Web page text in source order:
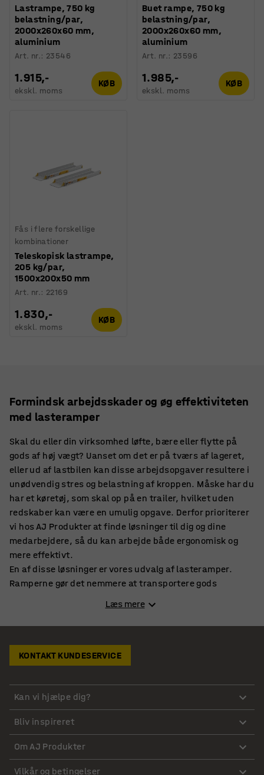
Lastrampe, 750 kg
belastning/par,
2000x260x60 mm,
aluminium
Art. nr.: 23546
1.915,-
ekskl. moms
KØB
Buet rampe, 750 kg
belastning/par,
2000x260x60 mm,
aluminium
Art. nr.: 23596
1.985,-
ekskl. moms
KØB
Fås i flere forskellige
kombinationer
Teleskopisk lastrampe,
205 kg/par,
1500x200x50 mm
Art. nr.: 22169
1.830,-
ekskl. moms
KØB
Formindsk arbejdsskader og øg effektiviteten
med lasteramper
Skal du eller din virksomhed løfte, bære eller flytte på
gods af høj vægt? Uanset om det er på tværs af lageret,
eller ud af lastbilen kan disse arbejdsopgaver resultere i
unødvendig stres og belastning af kroppen. Måske har du
har et køretøj, som skal op på en trailer, hvilket uden
redskaber kan være en umulig opgave. Derfor prioriterer
vi hos AJ Produkter at finde løsninger til dig og dine
medarbejdere, så du kan arbejde både ergonomisk og
mere effektivt.
En af disse løsninger er vores udvalg af lasteramper.
Ramperne gør det nemmere at transportere gods
Med en lasterampe sørger du for dine medarbejderes
sikkerhed, samt at jeres arbejde gøres færdigt hurtigere
længere sigt mindske arbejdsskader og sygedage, samt
få en mere produktiv og effektiv arbejdsplads.
Stort udvalg af ramper i høj kvalitet
Vores ramper er lavet af høj kvalitet. Alle modeller har en
riflet overflade, hvilket sikrer et bedre greb, som gør, at
det er nemmere at kontrollere dine vogne og køretøjer.
med skridsikkerhed samt kanter. Ramperne er lavet af
Læs mere
KONTAKT KUNDESERVICE
Kan vi hjælpe dig?
Bliv inspireret
Om AJ Produkter
Vilkår og betingelser